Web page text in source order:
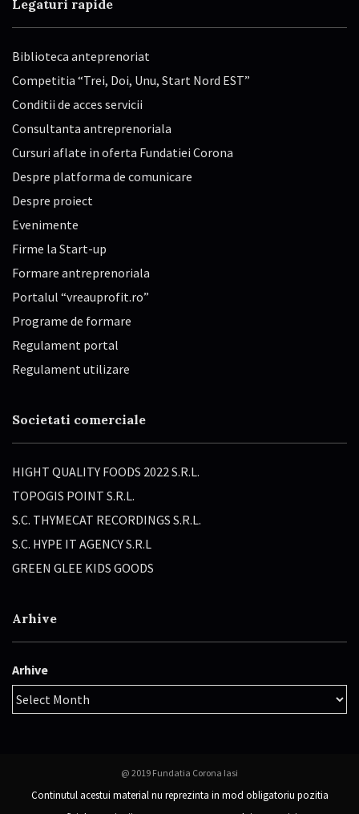
Legaturi rapide
Biblioteca anteprenoriat
Competitia “Trei, Doi, Unu, Start Nord EST”
Conditii de acces servicii
Consultanta antreprenoriala
Cursuri aflate in oferta Fundatiei Corona
Despre platforma de comunicare
Despre proiect
Evenimente
Firme la Start-up
Formare antreprenoriala
Portalul “vreauprofit.ro”
Programe de formare
Regulament portal
Regulament utilizare
Societati comerciale
HIGHT QUALITY FOODS 2022 S.R.L.
TOPOGIS POINT S.R.L.
S.C. THYMECAT RECORDINGS S.R.L.
S.C. HYPE IT AGENCY S.R.L
GREEN GLEE KIDS GOODS
Arhive
Arhive
@ 2019 Fundatia Corona Iasi
Continutul acestui material nu reprezinta in mod obligatoriu pozitia